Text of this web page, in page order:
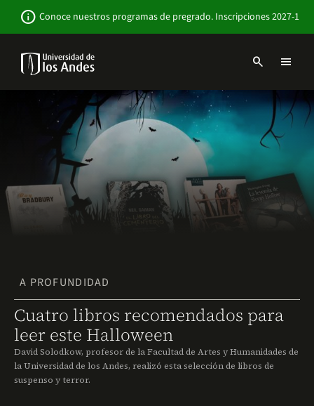
contenido
info Conoce nuestros programas de pregrado. Inscripciones 2027-1
Navbar
-
Sitio
Institucional
search menu
A PROFUNDIDAD
Cuatro libros recomendados para
leer este Halloween
David Solodkow, profesor de la Facultad de Artes y Humanidades de
la Universidad de los Andes, realizó esta selección de libros de
suspenso y terror.